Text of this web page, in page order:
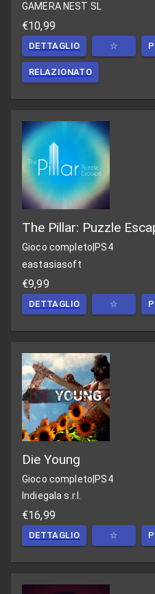
GAMERA NEST SL
€10,99
DETTAGLIO ☆
RELAZIONATO
The Pillar: Puzzle
Gioco completo PS4
eastasiasoft
€9,99
DETTAGLIO ☆
Die Young
Gioco completo|PS4
Indiegala s.r.l.
€16,99
DETTAGLIO ☆